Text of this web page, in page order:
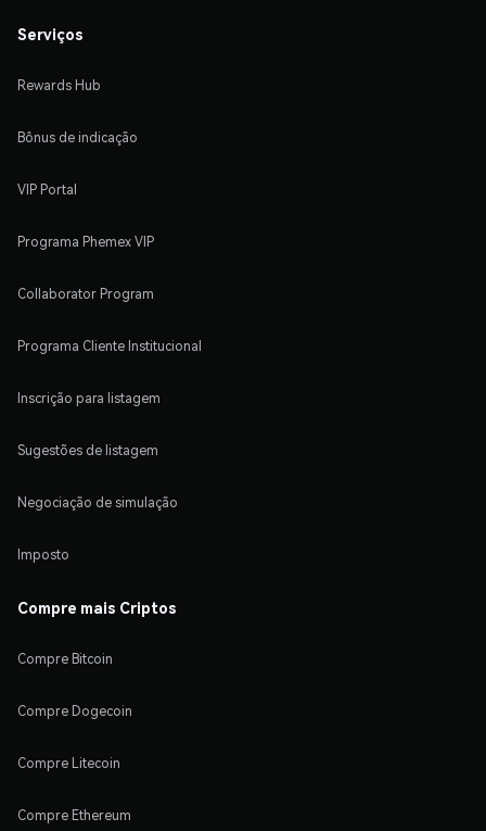
Serviços
Rewards Hub
Bônus de indicação
VIP Portal
Programa Phemex VIP
Collaborator Program
Programa Cliente Institucional
Inscrição para listagem
Sugestões de listagem
Negociação de simulação
Imposto
Compre mais Criptos
Compre Bitcoin
Compre Dogecoin
Compre Litecoin
Compre Ethereum